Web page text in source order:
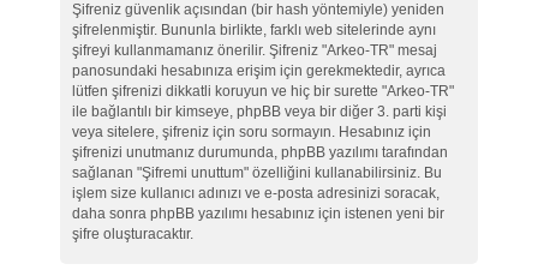
Şifreniz güvenlik açısından (bir hash yöntemiyle) yeniden
şifrelenmiştir. Bununla birlikte, farklı web sitelerinde aynı
şifreyi kullanmamanız önerilir. Şifreniz "Arkeo-TR" mesaj
panosundaki hesabınıza erişim için gerekmektedir, ayrıca
lütfen şifrenizi dikkatli koruyun ve hiç bir surette "Arkeo-TR"
ile bağlantılı bir kimseye, phpBB veya bir diğer 3. parti kişi
veya sitelere, şifreniz için soru sormayın. Hesabınız için
şifrenizi unutmanız durumunda, phpBB yazılımı tarafından
sağlanan "Şifremi unuttum" özelliğini kullanabilirsiniz. Bu
işlem size kullanıcı adınızı ve e-posta adresinizi soracak,
daha sonra phpBB yazılımı hesabınız için istenen yeni bir
şifre oluşturacaktır.